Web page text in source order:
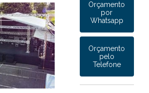
Orçamento
por
Whatsapp
Orçamento
pelo
Telefone